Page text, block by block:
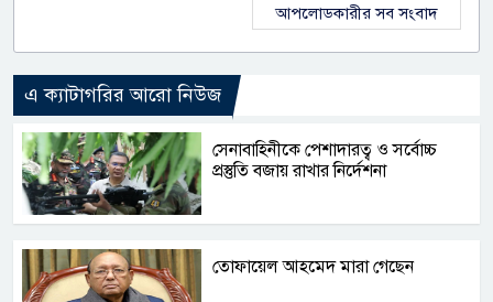
আপলোডকারীর সব সংবাদ
এ ক্যাটাগরির আরো নিউজ
সেনাবাহিনীকে পেশাদারত্ব ও সর্বোচ্চ
প্রস্তুতি বজায় রাখার নির্দেশনা
তোফায়েল আহমেদ মারা গেছেন